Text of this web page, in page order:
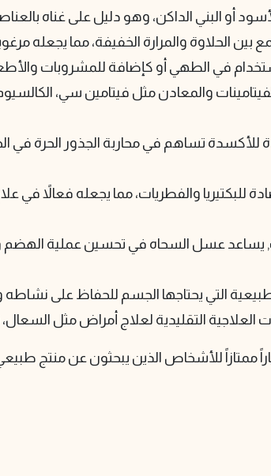
أو البني الداكن، وهو دليل على غناه
الحلاوة والمرارة الخفيفة، مما يجعله
في الطهي أو كإضافة للمشروبات
والمعادن مثل فيتامين سي،
تساهم في محاربة الجذور الحرة في
والفطريات، مما يجعله فعالاً في
يساعد عسل السحاه في تحسين عملية الهضم
التي يحتاجها الجسم للحفاظ على نشاطه
التقليدية لعلاج أمراض مثل السعال،
ممتازاً للأشخاص الذين يبحثون عن منتج